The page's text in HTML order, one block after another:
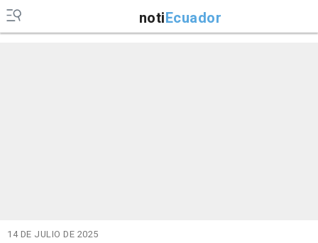
notiEcuador
14 DE JULIO DE 2025